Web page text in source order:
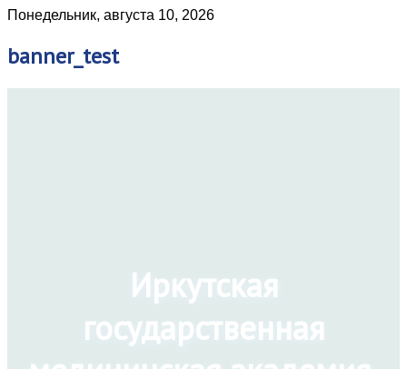
Понедельник, августа 10, 2026
banner_test
Иркутская
государственная